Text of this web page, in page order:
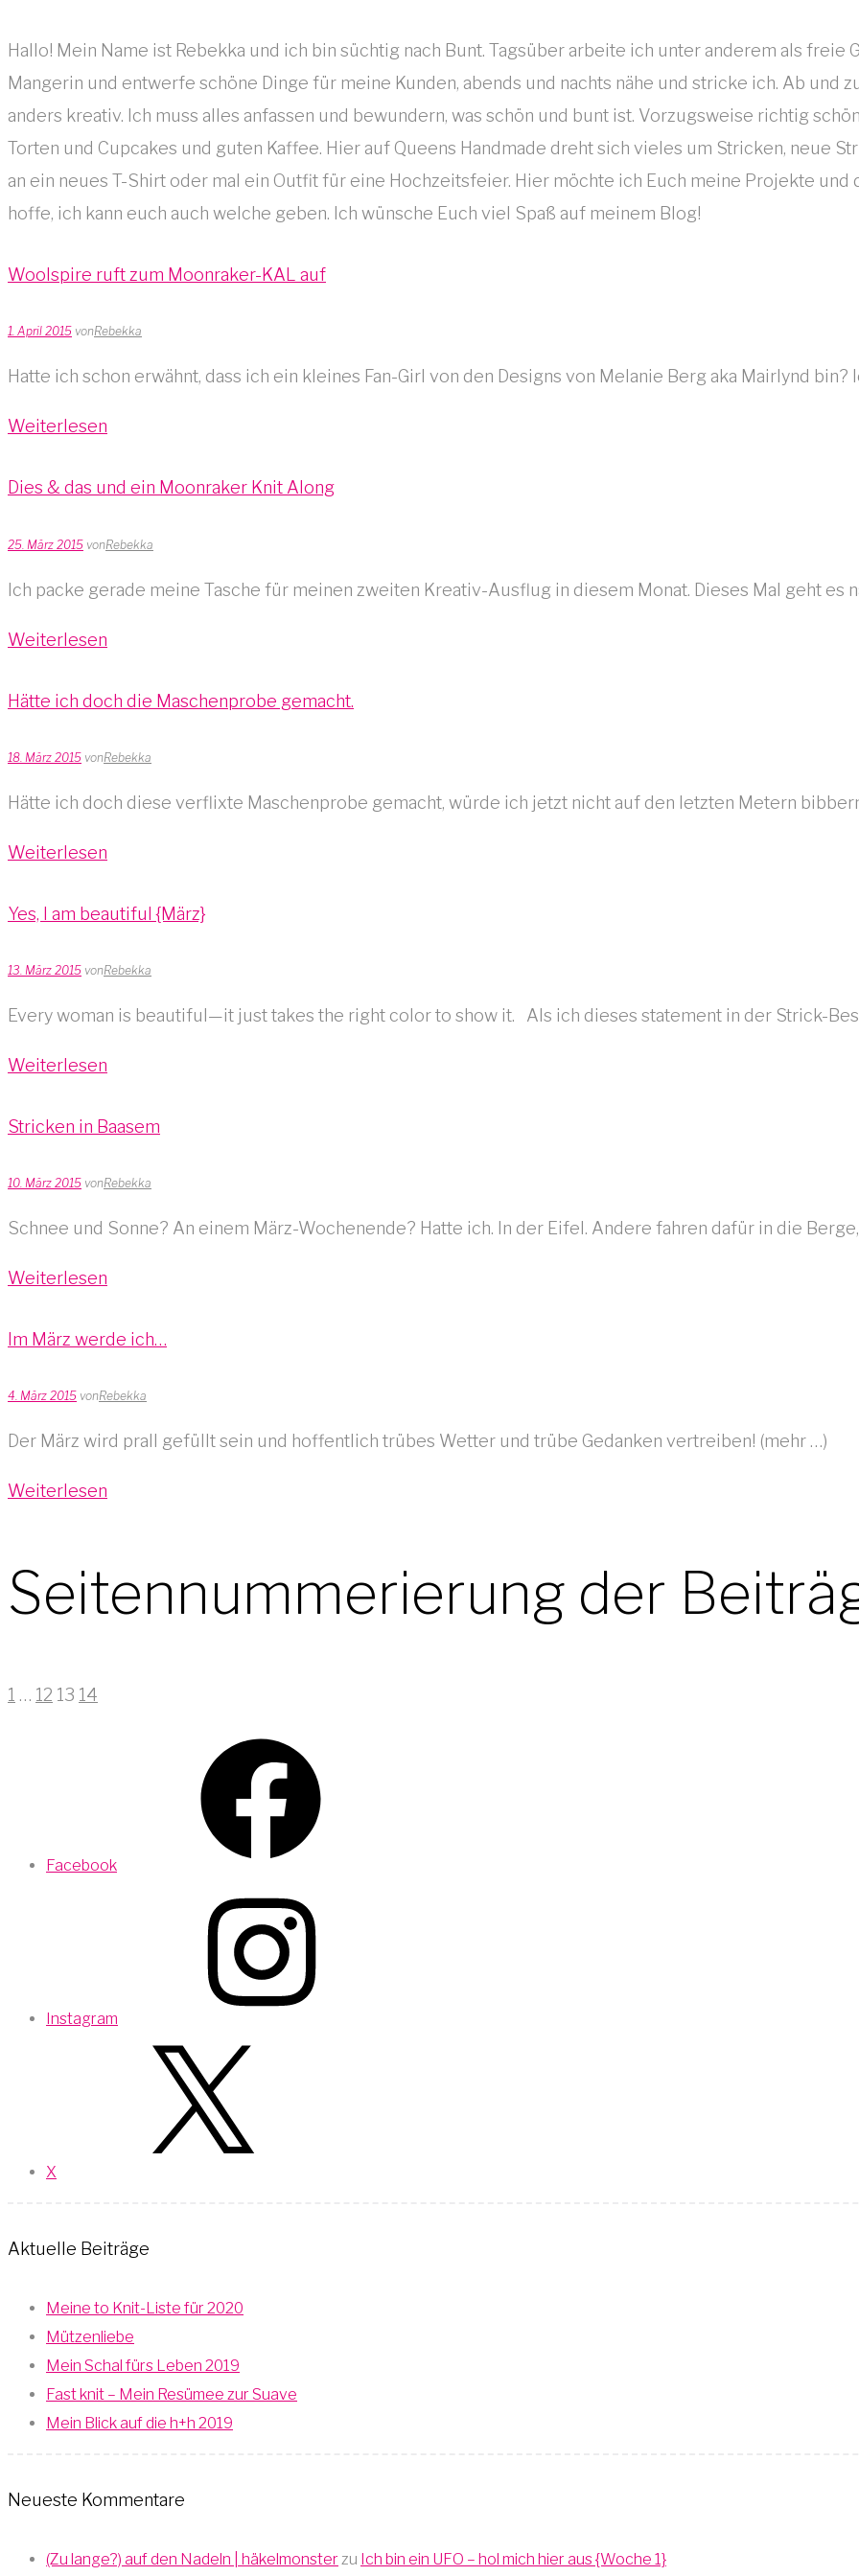
Hallo! Mein Name ist Rebekka und ich bin süchtig nach Bunt. Tagsüber arbeite ich unter anderem als
Mangerin und entwerfe schöne Dinge für meine Kunden, abends und nachts nähe und stricke ich. Ab und
anders kreativ. Ich muss alles anfassen und bewundern, was schön und bunt ist. Vorzugsweise richtig
Torten und Cupcakes und guten Kaffee. Hier auf Queens Handmade dreht sich vieles um Stricken, neue
an ein neues T-Shirt oder mal ein Outfit für eine Hochzeitsfeier. Hier möchte ich Euch meine Projekte
hoffe, ich kann euch auch welche geben. Ich wünsche Euch viel Spaß auf meinem Blog!
Woolspire ruft zum Moonraker-KAL auf
1. April 2015 vonRebekka
Hatte ich schon erwähnt, dass ich ein kleines Fan-Girl von den Designs von Melanie Berg aka Mairlynd bin?
Weiterlesen
Dies & das und ein Moonraker Knit Along
25. März 2015 vonRebekka
Ich packe gerade meine Tasche für meinen zweiten Kreativ-Ausflug in diesem Monat. Dieses Mal geht es
Weiterlesen
Hätte ich doch die Maschenprobe gemacht.
18. März 2015 vonRebekka
Hätte ich doch diese verflixte Maschenprobe gemacht, würde ich jetzt nicht auf den letzten Metern
Weiterlesen
Yes, I am beautiful {März}
13. März 2015 vonRebekka
Every woman is beautiful—it just takes the right color to show it. Als ich dieses statement in der Strick-
Weiterlesen
Stricken in Baasem
10. März 2015 vonRebekka
Schnee und Sonne? An einem März-Wochenende? Hatte ich. In der Eifel. Andere fahren dafür in die
Weiterlesen
Im März werde ich…
4. März 2015 vonRebekka
Der März wird prall gefüllt sein und hoffentlich trübes Wetter und trübe Gedanken vertreiben! (mehr …)
Weiterlesen
Seitennummerierung der
1 … 12 13 14
Facebook
Instagram
X
Aktuelle Beiträge
Meine to Knit-Liste für 2020
Mützenliebe
Mein Schal fürs Leben 2019
Fast knit – Mein Resümee zur Suave
Mein Blick auf die h+h 2019
Neueste Kommentare
(Zu lange?) auf den Nadeln | häkelmonster zu Ich bin ein UFO – hol mich hier aus {Woche 1}